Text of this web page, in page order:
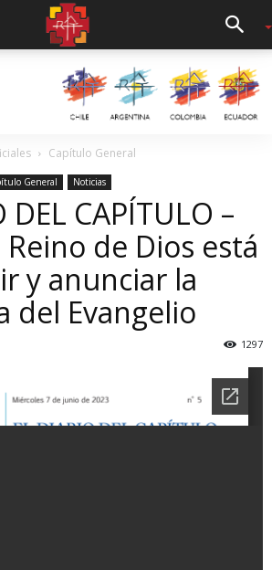
Capítulo General
General Noticias
DEL CAPÍTULO –
Reino de Dios está
y anunciar la
del Evangelio
1297